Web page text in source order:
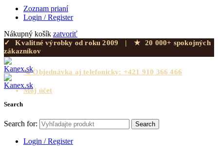
Zoznam prianí
Login / Register
Nákupný košík zatvoriť
✓ Kvalitné výrobky od roku 2009 | ★
20 000+ spokojných
zákazníkov
📞 Objednávka aj telefonicky: +421 910 366 466
Môj účet
Search
Search for: Search
Login / Register